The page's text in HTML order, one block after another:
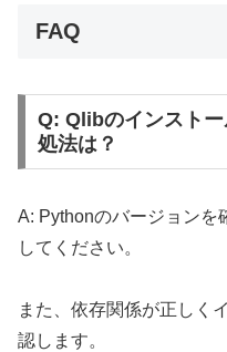
FAQ
Q: Qlibのインスト
処法は？
A: Pythonのバージョンを
してください。
また、依存関係が正しく
認します。